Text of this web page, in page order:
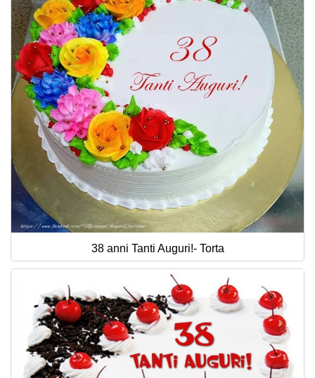
38 anni Tanti Auguri!- Torta